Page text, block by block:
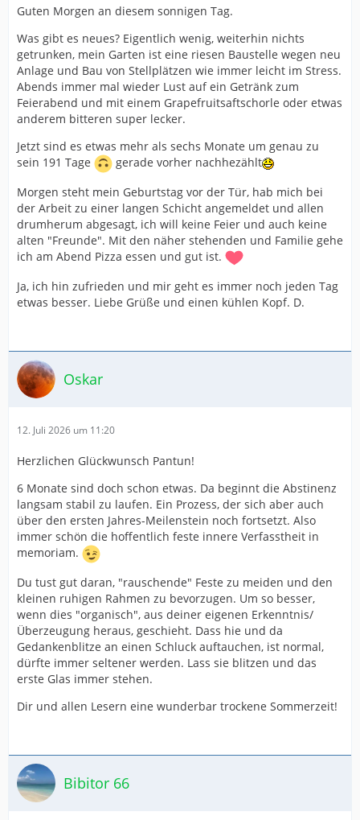
Guten Morgen an diesem sonnigen Tag.
Was gibt es neues? Eigentlich wenig, weiterhin nichts
getrunken, mein Garten ist eine riesen Baustelle wegen neu
Anlage und Bau von Stellplätzen wie immer leicht im Stress.
Abends immer mal wieder Lust auf ein Getränk zum
Feierabend und mit einem Grapefruitsaftschorle oder etwas
anderem bitteren super lecker.
Jetzt sind es etwas mehr als sechs Monate um genau zu
sein 191 Tage
gerade vorher nachhezählt
Morgen steht mein Geburtstag vor der Tür, hab mich bei
der Arbeit zu einer langen Schicht angemeldet und allen
drumherum abgesagt, ich will keine Feier und auch keine
alten "Freunde". Mit den näher stehenden und Familie gehe
ich am Abend Pizza essen und gut ist.
Ja, ich hin zufrieden und mir geht es immer noch jeden Tag
etwas besser. Liebe Grüße und einen kühlen Kopf. D.
Oskar
12. Juli 2026 um 11:20
Herzlichen Glückwunsch Pantun!
6 Monate sind doch schon etwas. Da beginnt die Abstinenz
langsam stabil zu laufen. Ein Prozess, der sich aber auch
über den ersten Jahres-Meilenstein noch fortsetzt. Also
immer schön die hoffentlich feste innere Verfasstheit in
memoriam.
Du tust gut daran, "rauschende" Feste zu meiden und den
kleinen ruhigen Rahmen zu bevorzugen. Um so besser,
wenn dies "organisch", aus deiner eigenen Erkenntnis/
Überzeugung heraus, geschieht. Dass hie und da
Gedankenblitze an einen Schluck auftauchen, ist normal,
dürfte immer seltener werden. Lass sie blitzen und das
erste Glas immer stehen.
Dir und allen Lesern eine wunderbar trockene Sommerzeit!
Bibitor 66